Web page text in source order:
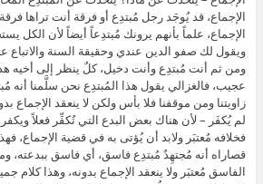
الإجماع، قد يُوجَد رجل مُبتدِع أو فرقة أنت تراها
الإجماع، علماً بأنهم يرونك مُبتدِعاً أيضاً لأن الكل
ويقول لك صفو الدين عندي وحقيقة السنة والاتباع
ومن ثم أنت مُبتدِع وأنت دخيل، كلٌ ينظر إلى أخيه
عجيب، فالغزالي يقول هذا المُبتدِع نحن سلَّمنا أنه
زاويتنا ومن موقفنا فلا بأس ولكن لا ينعقد الإجماع
لم يُكفَر – لأن هناك بعض البدع التي تُكفِّر فعلاً ويكفر
فخلافه مُعتبَر ولابد أن يُؤتى به في قضية الإجماع،
قصاراه أنه مُجتهِدٌ مُبتدِع فاسق، أي فاسق ببدعته،
الفاسق مُعتبَر ولا ينعقد الإجماع بدونه، وهذا كلام